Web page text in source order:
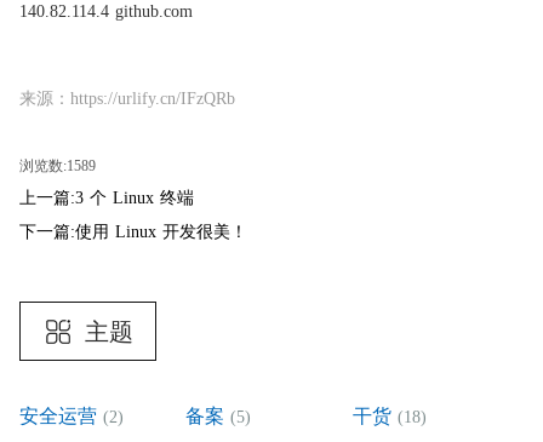
140.82.114.4 github.com
来源：https://urlify.cn/IFzQRb
浏览数:1589
上一篇:3 个 Linux 终端
下一篇:使用 Linux 开发很美！
主题
安全运营 (2) 备案 (5) 干货(18)